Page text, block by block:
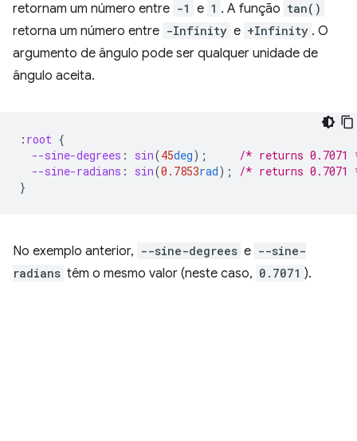
retornam um número entre -1 e 1 . A função tan()
retorna um número entre -Infinity e +Infinity . O
argumento de ângulo pode ser qualquer unidade de
ângulo aceita.
: root {
--sine-degrees : sin(45deg);
/* returns 0.7071
--sine-radians : sin(0.7853rad);
/* returns 0.7071
}
No exemplo anterior, --sine-degrees e --sine-
radians têm o mesmo valor (neste caso, 0.7071 ).